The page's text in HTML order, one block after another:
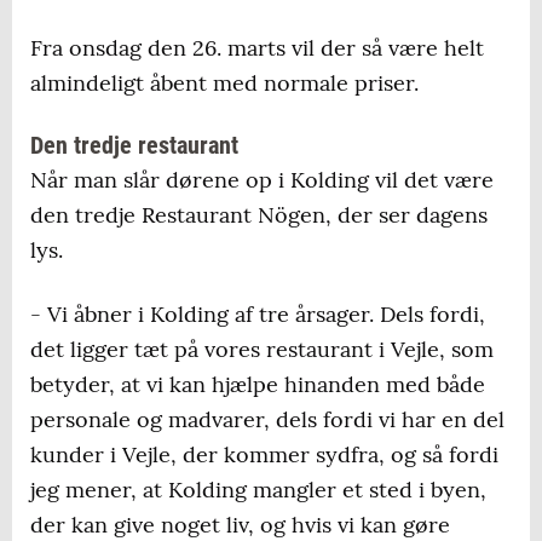
Fra onsdag den 26. marts vil der så være helt
almindeligt åbent med normale priser.
Den tredje restaurant
Når man slår dørene op i Kolding vil det være
den tredje Restaurant Nögen, der ser dagens
lys.
- Vi åbner i Kolding af tre årsager. Dels fordi,
det ligger tæt på vores restaurant i Vejle, som
betyder, at vi kan hjælpe hinanden med både
personale og madvarer, dels fordi vi har en del
kunder i Vejle, der kommer sydfra, og så fordi
jeg mener, at Kolding mangler et sted i byen,
der kan give noget liv, og hvis vi kan gøre